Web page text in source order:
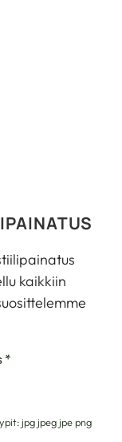
kaikkiin
*
jpg jpeg jpe png